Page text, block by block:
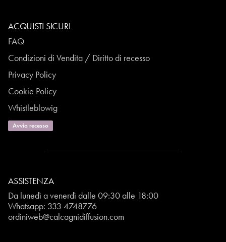
ACQUISTI SICURI
FAQ
Condizioni di Vendita / Diritto di recesso
Privacy Policy
Cookie Policy
Whistleblowig
Avvia recesso
ASSISTENZA
Da lunedì a venerdì dalle 09:30 alle 18:00
Whatsapp: 333 4748776
ordiniweb@calcagnidiffusion.com